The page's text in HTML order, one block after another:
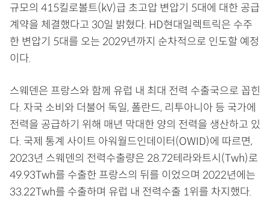
규모의 415킬로볼트(kV)급 초고압 변압기 5대에 대한 공급
계약을 체결했다고 30일 밝혔다. HD현대일렉트릭은 수주
한 변압기 5대를 오는 2029년까지 순차적으로 인도할 예정
이다.
스웨덴은 프랑스와 함께 유럽 내 최대 전력 수출국으로 꼽힌
다. 자국 소비와 더불어 독일, 폴란드, 리투아니아 등 국가에
전력을 공급하기 위해 매년 막대한 양의 전력을 생산하고 있
다. 국제 통계 사이트 아워월드인데이터(OWID)에 따르면,
2023년 스웨덴의 전력수출량은 28.72테라와트시(Twh)로
49.93Twh를 수출한 프랑스의 뒤를 이었으며 2022년에는
33.22Twh를 수출하며 유럽 내 전력수출 1위를 차지했다.